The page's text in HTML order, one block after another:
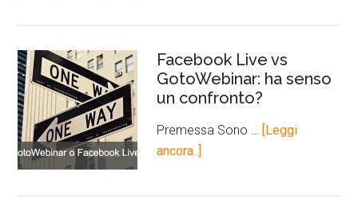
Facebook Live vs
GotoWebinar: ha senso
un confronto?
Premessa Sono … [Leggi
ancora..]